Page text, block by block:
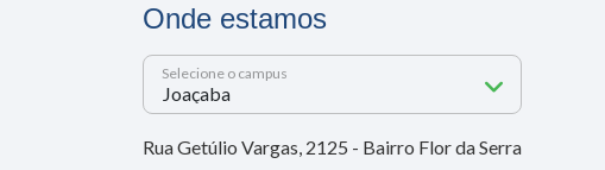
Onde estamos
Selecione o campus
Rua Getúlio Vargas, 2125 - Bairro Flor da Serra